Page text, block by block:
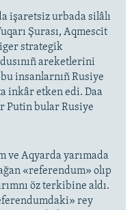
işaretsiz urbada silâlı
Şurası, Aqmescit
strategik
areketlerini
insanlarnıñ Rusiye
inkâr etken edi. Daa
Putin bular Rusiye
ve Aqyarda yarımada
«referendum» olıp
öz terkibine aldı.
rey